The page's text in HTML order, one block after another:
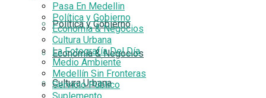
Política y Gobierno
Economía & Negocios
Cultura Urbana
Pasa En Medellin
Política y Gobierno
Economía & Negocios
Cultura Urbana
La Fotografía Del Día
Medio Ambiente
Medellín Sin Fronteras
Servicio Público